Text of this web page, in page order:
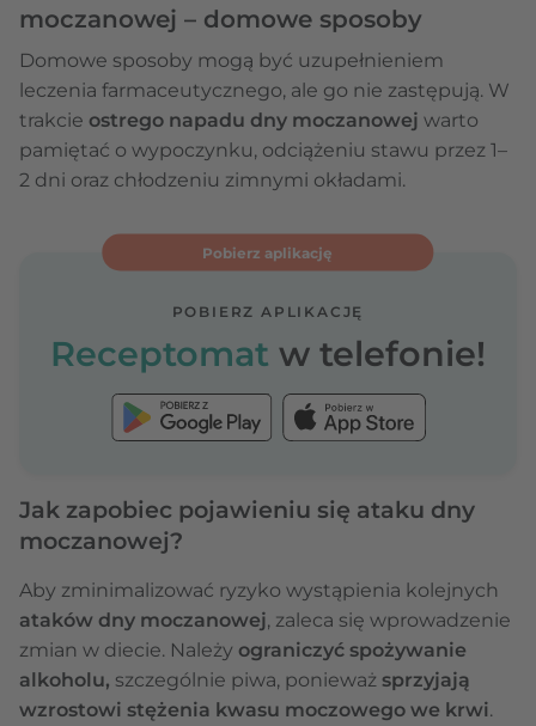
moczanowej – domowe sposoby
Domowe sposoby mogą być uzupełnieniem
leczenia farmaceutycznego, ale go nie zastępują. W
trakcie ostrego napadu dny moczanowej warto
pamiętać o wypoczynku, odciążeniu stawu przez 1–
2 dni oraz chłodzeniu zimnymi okładami.
Pobierz aplikację
POBIERZ APLIKACJĘ
Receptomat w telefonie!
Jak zapobiec pojawieniu się ataku dny
moczanowej?
Aby zminimalizować ryzyko wystąpienia kolejnych
ataków dny moczanowej, zaleca się wprowadzenie
zmian w diecie. Należy ograniczyć spożywanie
alkoholu, szczególnie piwa, ponieważ sprzyjają
wzrostowi stężenia kwasu moczowego we krwi.